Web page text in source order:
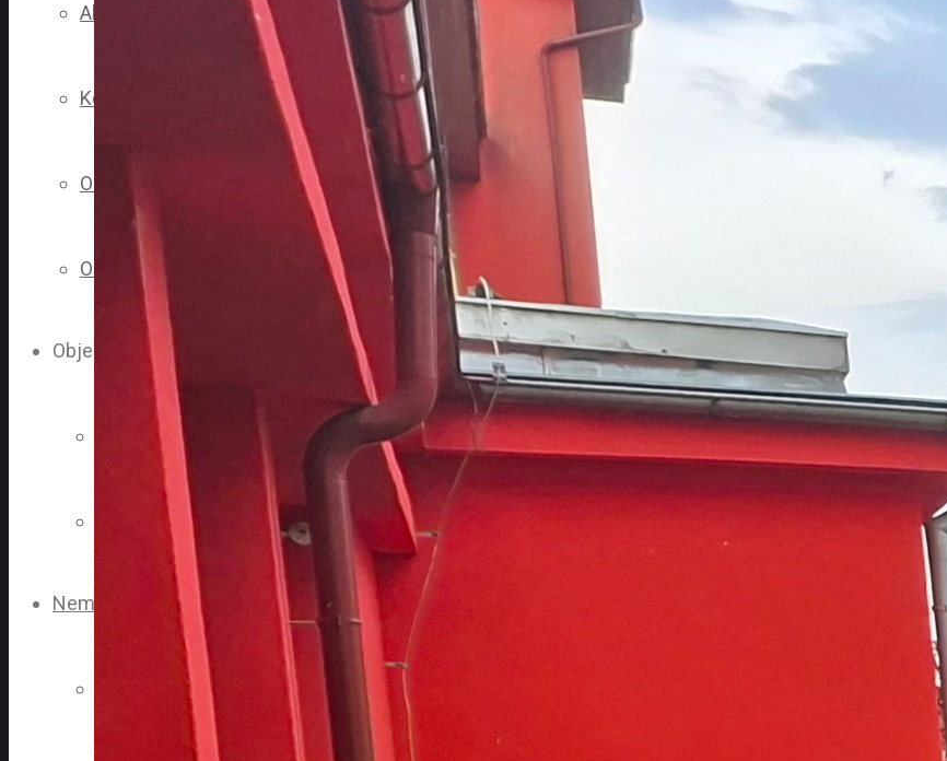
Ako pomôcť nemocnici
Kde nás nájdete
Ohodnoťte nás
Ochrana osobných údajov
Objednávky
Objednajte sa na vyšetrenie
eŽiadanky RDG
Nemocnica
Vedenie nemocnice